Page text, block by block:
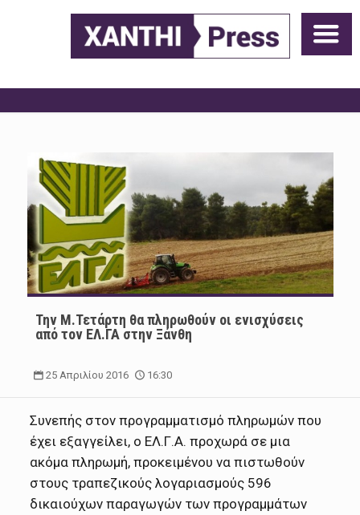
Την Μ.Τετάρτη θα πληρωθούν οι ενισχύσεις
από τον ΕΛ.ΓΑ στην Ξάνθη
25 Απριλίου 2016 16:30
Συνεπής στον προγραμματισμό πληρωμών που
έχει εξαγγείλει, ο ΕΛ.Γ.Α. προχωρά σε μια
ακόμα πληρωμή, προκειμένου να πιστωθούν
στους τραπεζικούς λογαριασμούς 596
δικαιούχων παραγωγών των προγραμμάτων